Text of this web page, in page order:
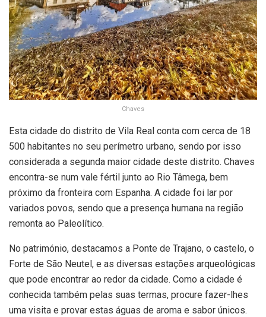
Chaves
Esta cidade do distrito de Vila Real conta com cerca de 18
500 habitantes no seu perímetro urbano, sendo por isso
considerada a segunda maior cidade deste distrito. Chaves
encontra-se num vale fértil junto ao Rio Tâmega, bem
próximo da fronteira com Espanha. A cidade foi lar por
variados povos, sendo que a presença humana na região
remonta ao Paleolítico.
No património, destacamos a Ponte de Trajano, o castelo, o
Forte de São Neutel, e as diversas estações arqueológicas
que pode encontrar ao redor da cidade. Como a cidade é
conhecida também pelas suas termas, procure fazer-lhes
uma visita e provar estas águas de aroma e sabor únicos.